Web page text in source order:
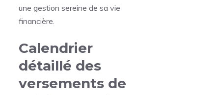
une gestion sereine de sa vie
financière.
Calendrier
détaillé des
versements de